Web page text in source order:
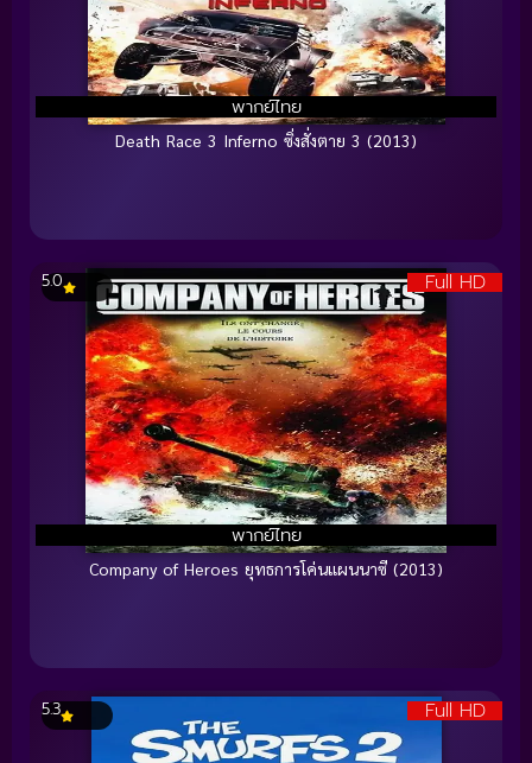
พากย์ไทย
Death Race 3 Inferno ซิ่งสั่งตาย 3 (2013)
Full HD
พากย์ไทย
5.0
Company of Heroes ยุทธการโค่นแผนนาซี (2013)
Full HD
5.3